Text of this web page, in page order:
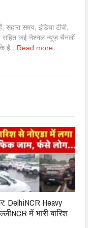
समय, इंडिया टीवी,
सहित कई नेश्नल न्यूज़ चैनलों
हैं। Read more
DelhiNCR Heavy
में भारी बारिश